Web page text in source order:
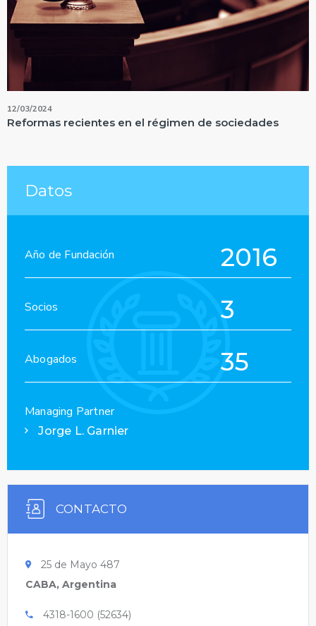
12/03/2024
Reformas recientes en el régimen de sociedades
Datos
Año de Fundación 2016
Socios 3
Abogados 35
Managing Partner
Jorge L. Garnier
CONTACTO
25 de Mayo 487
CABA, Argentina
4318-1600 (52634)